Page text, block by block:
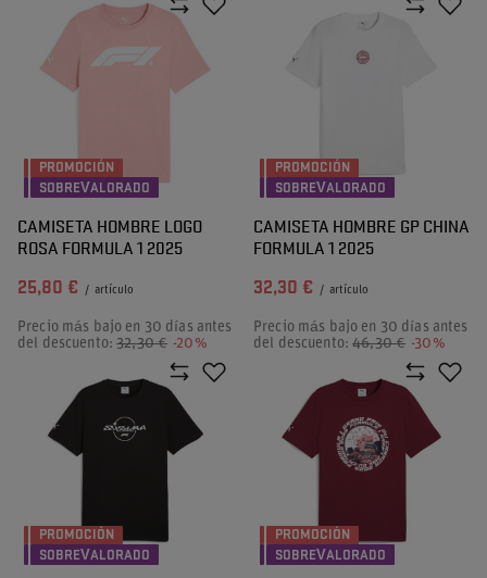
PROMOCIÓN
SOBREVALORADO
CAMISETA HOMBRE LOGO
ROSA FORMULA 1 2025
25,80 € / artículo
Precio más bajo en 30 días antes
del descuento:32,30 € -20%
PROMOCIÓN
SOBREVALORADO
CAMISETA HOMBRE GP CHINA
FORMULA 1 2025
32,30 € / artículo
Precio más bajo en 30 días antes
del descuento:46,30 € -30%
PROMOCIÓN
SOBREVALORADO
PROMOCIÓN
SOBREVALORADO